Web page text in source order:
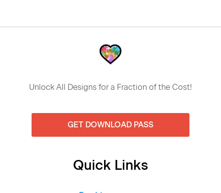
Unlock All Designs for a Fraction of the Cost!
GET DOWNLOAD PASS
Quick Links